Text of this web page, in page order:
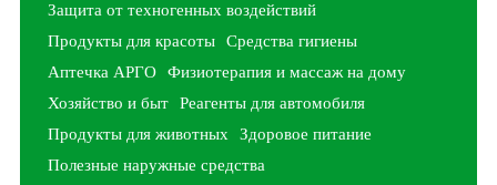
Защита от техногенных воздействий
Продукты для красоты
Средства гигиены
Аптечка АРГО
Физиотерапия и массаж на дому
Хозяйство и быт
Реагенты для автомобиля
Продукты для животных
Здоровое питание
Полезные наружные средства